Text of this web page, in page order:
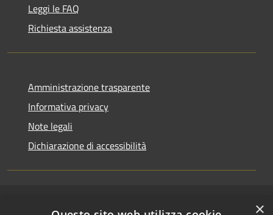
Leggi le FAQ
Richiesta assistenza
Amministrazione trasparente
Informativa privacy
Note legali
Dichiarazione di accessibilità
Copyright © 2026 • Comune di×